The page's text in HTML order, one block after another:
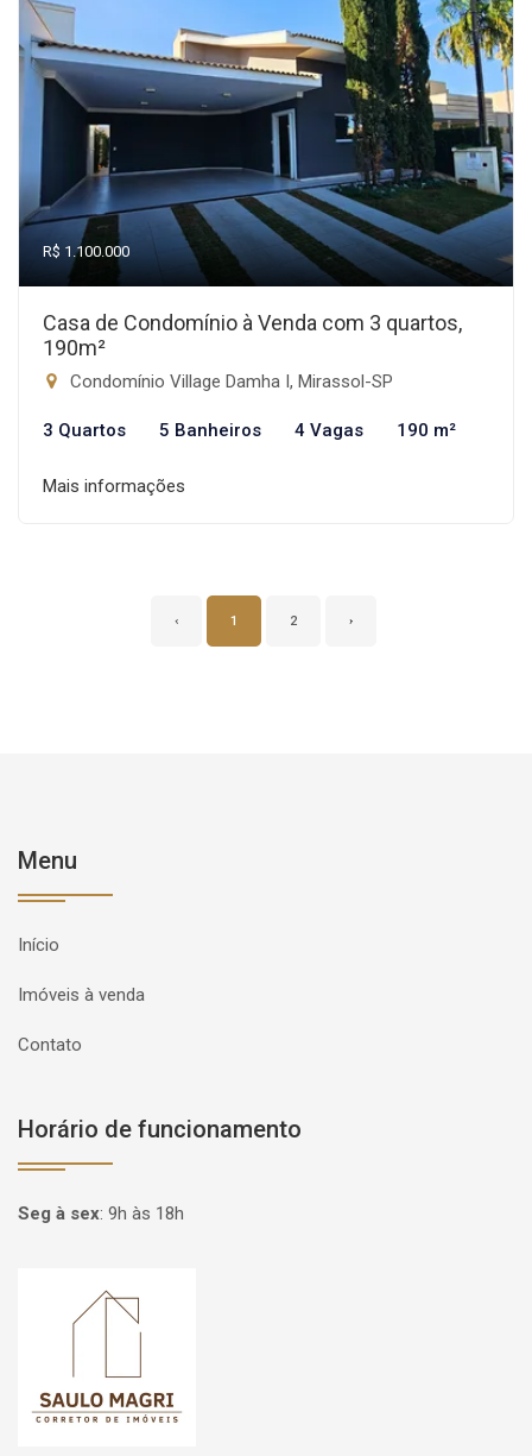
R$ 1.100.000
Casa de Condomínio à Venda com 3 quartos,
190m²
Condomínio Village Damha I, Mirassol-SP
3 Quartos 5 Banheiros 4 Vagas 190 m²
Mais informações
‹ 1 2 ›
Menu
Início
Imóveis à venda
Contato
Horário de funcionamento
Seg à sex: 9h às 18h
Página inicial